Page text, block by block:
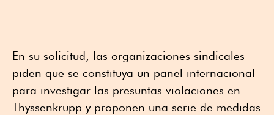
En su solicitud, las organizaciones sindicales
piden que se constituya un panel internacional
para investigar las presuntas violaciones en
Thyssenkrupp y proponen una serie de medidas